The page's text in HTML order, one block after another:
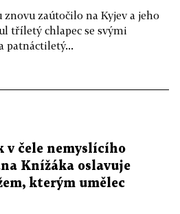
znovu zaútočilo na Kyjev a jeho
tříletý chlapec se svými
patnáctiletý...
v čele nemyslícího
Knížáka oslavuje
kterým umělec